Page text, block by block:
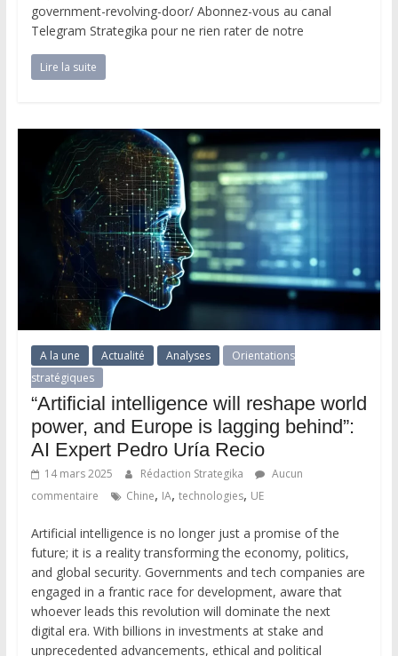
government-revolving-door/ Abonnez-vous au canal
Telegram Strategika pour ne rien rater de notre
Lire la suite
A la une Actualité Analyses
Orientations
stratégiques
“Artificial intelligence will reshape world
power, and Europe is lagging behind”:
AI Expert Pedro Uría Recio
14 mars 2025 Rédaction Strategika
Aucun
commentaire
Chine, IA, technologies, UE
Artificial intelligence is no longer just a promise of the
future; it is a reality transforming the economy, politics,
and global security. Governments and tech companies are
engaged in a frantic race for development, aware that
whoever leads this revolution will dominate the next
digital era. With billions in investments at stake and
unprecedented advancements, ethical and political